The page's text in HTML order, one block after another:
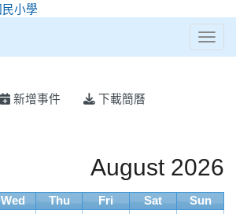
⏸
新增事件
下載簡曆
August 2026
Wed Thu Fri Sat
Sun